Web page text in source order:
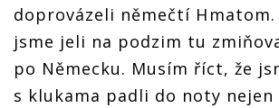
doprovázeli němečtí
jsme jeli na podzim tu
po Německu. Musím říct, že
s klukama padli do noty nejen